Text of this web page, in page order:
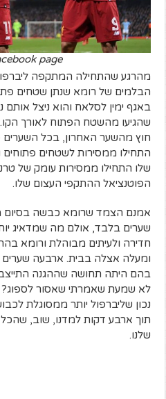
page
מהרגע שהתחילה המתקפה
הבלמים של רומא שנתן שטחים
באגף ימין לסלאח והוא ניצל אותם
שהגיעו מהשטח הפתוח לאורך הקו.
חוץ מהשער האחרון, בכל השערים
התחילו ממסירות לשטחים פתוחים
שלו התחילו ממסירות עומק של
הפוטנציאל ההתקפי העצום שלו.
אמנם הצמד שרומא כבשה
שערים בלבד, אולם מה שמדאיג
חדירה ולעיתים מבוהלת ורומא
ומעלה אצלה בבית. ארבעה שערים
בהם היתה תחושה שההגנה
לא שמעת שאמרתי שאסור לספוג?
נכון שליברפול יותר ממסוגלת
תוך ארבע דקות למדנו, שוב,
שלנו.